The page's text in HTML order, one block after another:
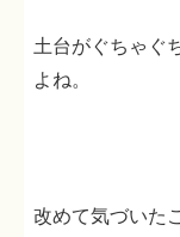
土台がぐちゃぐ
よね。
改めて気づいた